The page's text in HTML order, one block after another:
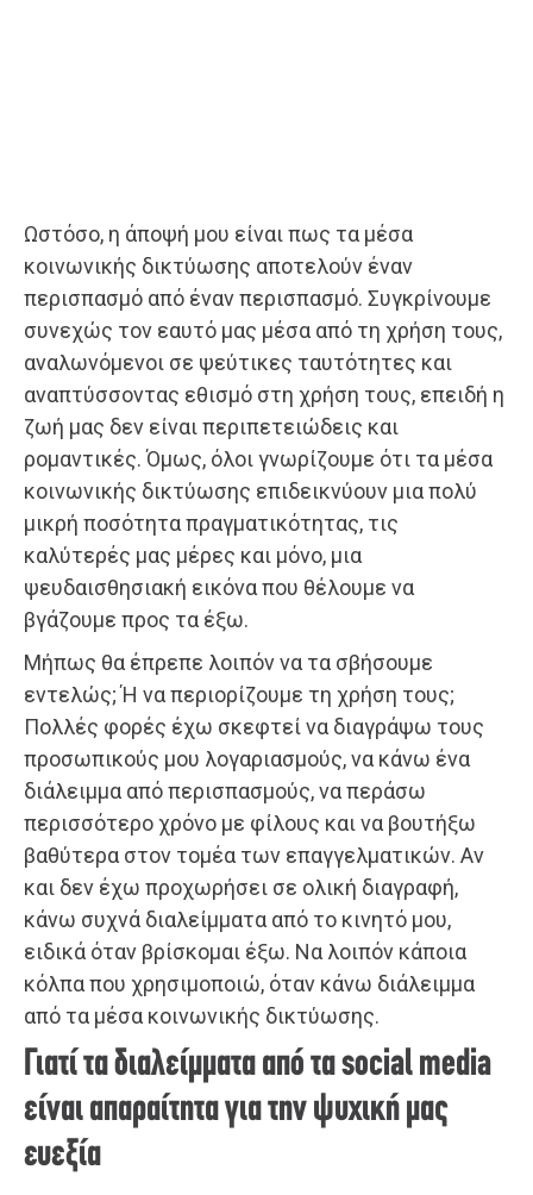
Ωστόσο, η άποψή μου είναι πως τα μέσα
κοινωνικής δικτύωσης αποτελούν έναν
περισπασμό από έναν περισπασμό. Συγκρίνουμε
συνεχώς τον εαυτό μας μέσα από τη χρήση τους,
αναλωνόμενοι σε ψεύτικες ταυτότητες και
αναπτύσσοντας εθισμό στη χρήση τους, επειδή η
ζωή μας δεν είναι περιπετειώδεις και
ρομαντικές. Όμως, όλοι γνωρίζουμε ότι τα μέσα
κοινωνικής δικτύωσης επιδεικνύουν μια πολύ
μικρή ποσότητα πραγματικότητας, τις
καλύτερές μας μέρες και μόνο, μια
ψευδαισθησιακή εικόνα που θέλουμε να
βγάζουμε προς τα έξω.
Μήπως θα έπρεπε λοιπόν να τα σβήσουμε
εντελώς; Ή να περιορίζουμε τη χρήση τους;
Πολλές φορές έχω σκεφτεί να διαγράψω τους
προσωπικούς μου λογαριασμούς, να κάνω ένα
διάλειμμα από περισπασμούς, να περάσω
περισσότερο χρόνο με φίλους και να βουτήξω
βαθύτερα στον τομέα των επαγγελματικών. Αν
και δεν έχω προχωρήσει σε ολική διαγραφή,
κάνω συχνά διαλείμματα από το κινητό μου,
ειδικά όταν βρίσκομαι έξω. Να λοιπόν κάποια
κόλπα που χρησιμοποιώ, όταν κάνω διάλειμμα
από τα μέσα κοινωνικής δικτύωσης.
Γιατί τα διαλείμματα από τα social media
είναι απαραίτητα για την ψυχική μας
ευεξία